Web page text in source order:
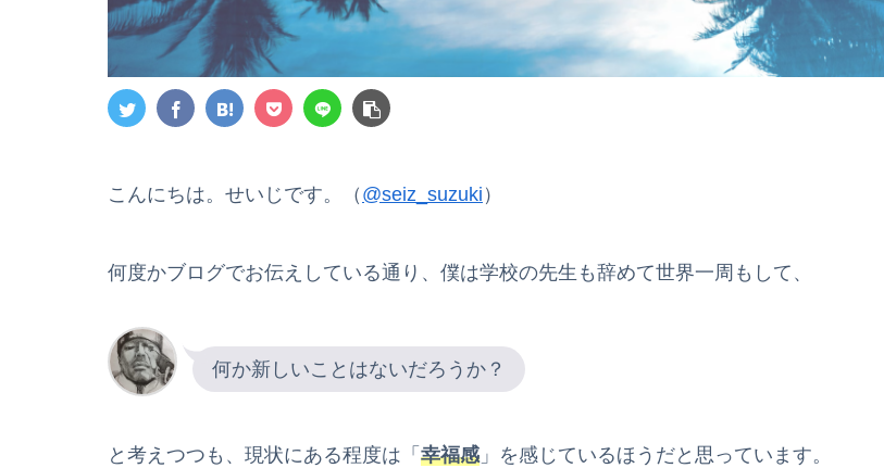
こんにちは。せいじです。（ @seiz_suzuki ）
何度かブログでお伝えしている通り、僕は学校の先生も辞めて世界一周もして、
何か新しいことはないだろうか？
と考えつつも、現状にある程度は「 幸福感」を感じているほうだと思っています。